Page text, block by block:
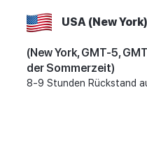
USA (New York)
(New York, GMT-5,
der Sommerzeit)
8-9 Stunden Rückstand